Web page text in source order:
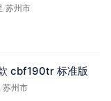
/苏州市
cbf190tr 标准版
/苏州市